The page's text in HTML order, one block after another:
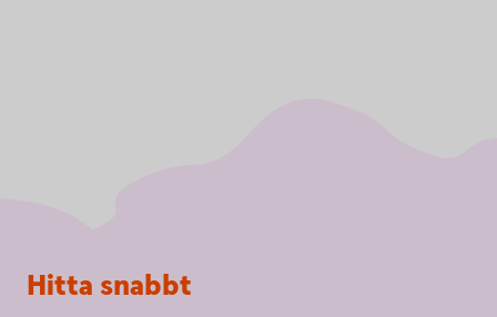
Sidfot
Hitta snabbt